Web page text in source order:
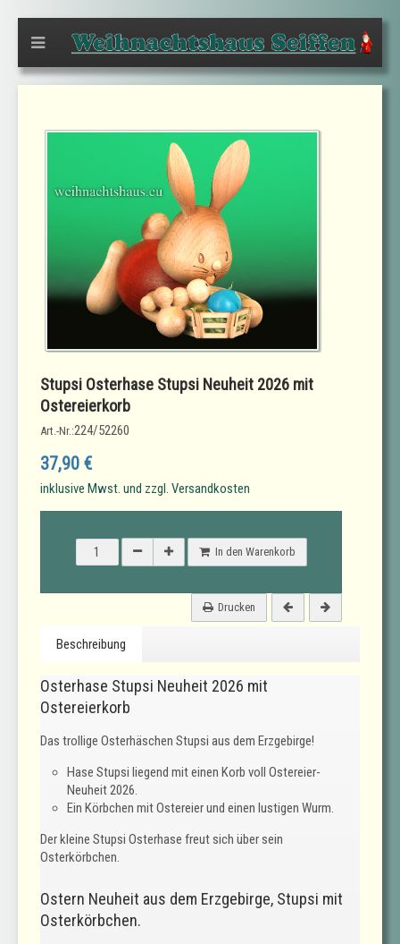
Stupsi Osterhase Stupsi Neuheit 2026 mit
Ostereierkorb
Art.-Nr.:224/52260
37,90 €
inklusive Mwst. und zzgl. Versandkosten
In den Warenkorb
Drucken
Beschreibung
Osterhase Stupsi Neuheit 2026 mit
Ostereierkorb
Das trollige Osterhäschen Stupsi aus dem Erzgebirge!
Hase Stupsi liegend mit einen Korb voll Ostereier-
Neuheit 2026.
Ein Körbchen mit Ostereier und einen lustigen Wurm.
Der kleine Stupsi Osterhase freut sich über sein
Osterkörbchen.
Ostern Neuheit aus dem Erzgebirge, Stupsi mit
Osterkörbchen.